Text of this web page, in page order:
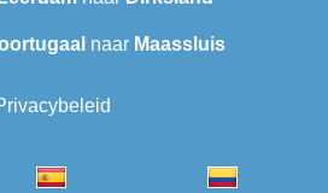
naar Maassluis